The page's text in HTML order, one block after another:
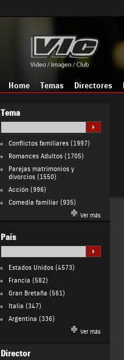
Home Temas Directores
Tema
Conflictos familiares(1997)
Romances Adultos(1705)
Parejas matrimonios y
divorcios(1550)
Acción(996)
Comedia familiar(935)
Ver más
País
Estados Unidos(4573)
Francia (582)
Gran Bretaña (561)
Italia (347)
Argentina (336)
Ver más
Director